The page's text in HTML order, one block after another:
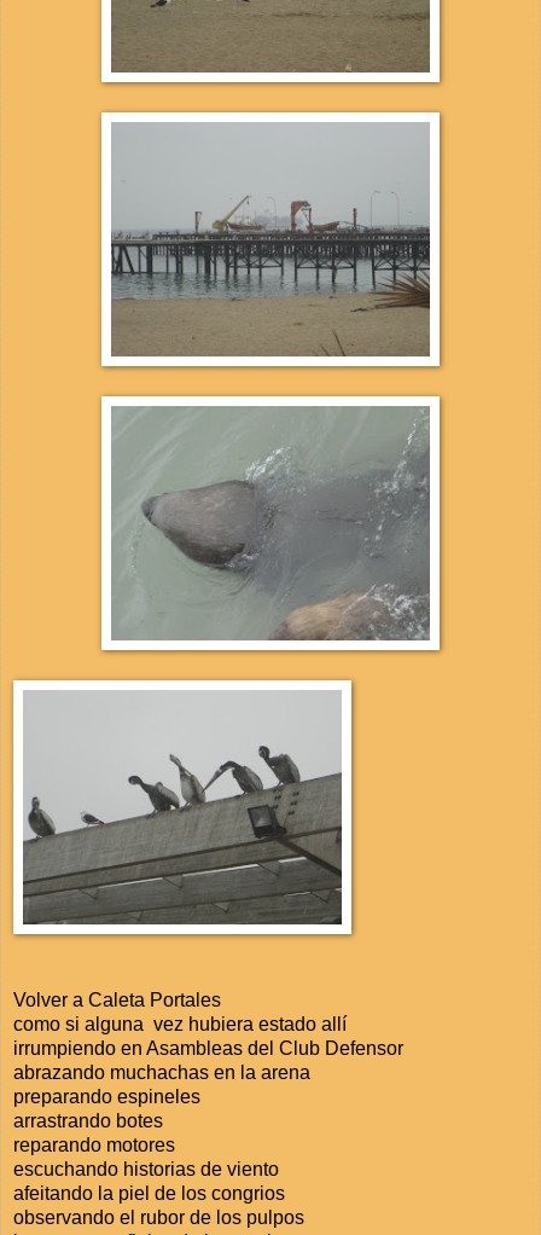
Volver a Caleta Portales
como si alguna vez hubiera estado allí
irrumpiendo en Asambleas del Club Defensor
abrazando muchachas en la arena
preparando espineles
arrastrando botes
reparando motores
escuchando historias de viento
afeitando la piel de los congrios
observando el rubor de los pulpos